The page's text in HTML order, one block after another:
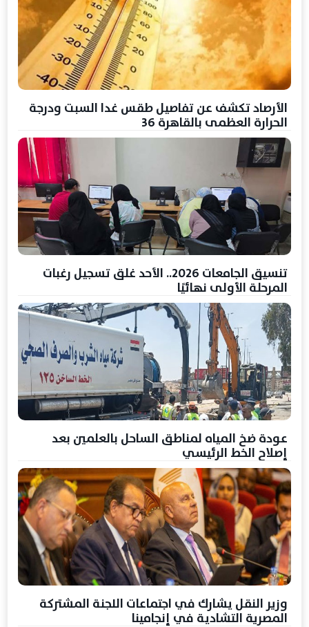
الأرصاد تكشف عن تفاصيل طقس غدا السبت ودرجة
الحرارة العظمى بالقاهرة 36
تنسيق الجامعات 2026.. الأحد غلق تسجيل رغبات
المرحلة الأولى نهائيًا
عودة ضخ المياه لمناطق الساحل بالعلمين بعد
إصلاح الخط الرئيسي
وزير النقل يشارك في اجتماعات اللجنة المشتركة
المصرية التشادية في إنجامينا